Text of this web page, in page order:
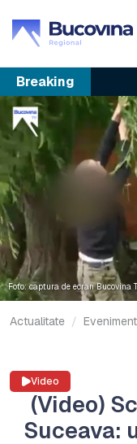
Breaking
Foto: captura de ecran Bucovina
Actualitate Eveniment
Video
(Video)
Suceava: